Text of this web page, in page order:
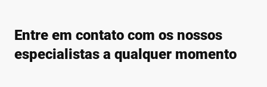
Entre em contato com os nossos
especialistas a qualquer momento